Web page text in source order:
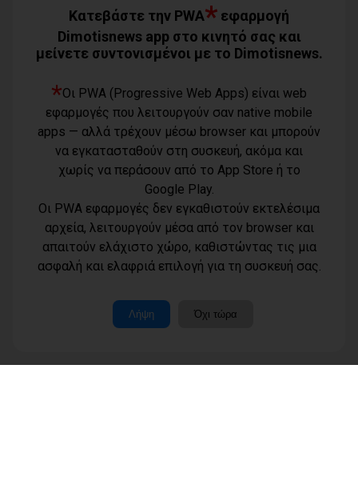
Χρήστος Θεοδωρόπουλος και
Λευτέρης Κοσμόπουλος, οι δύο νέοι
Αντιπεριφερειάρχες Αττικής
Όροι χρήσης
Πολιτική
Μέλη
Τηλέφωνο
Κατεβάστε την PWA* εφαρμογή
Dimotisnews app στο κινητό σας και
μείνετε συντονισμένοι με το Dimotisnews.
*Οι PWA (Progressive Web Apps) είναι web
εφαρμογές που λειτουργούν σαν native mobile
apps — αλλά τρέχουν μέσω browser και μπορούν
να εγκατασταθούν στη συσκευή, ακόμα και
χωρίς να περάσουν από το App Store ή το
Google Play.
Οι PWA εφαρμογές δεν εγκαθιστούν εκτελέσιμα
αρχεία, λειτουργούν μέσα από τον browser και
απαιτούν ελάχιστο χώρο, καθιστώντας τις μια
ασφαλή και ελαφριά επιλογή για τη συσκευή σας.
Λήψη Όχι τώρα